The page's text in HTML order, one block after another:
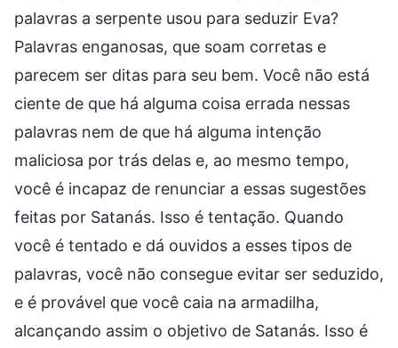
palavras a serpente usou para seduzir Eva?
Palavras enganosas, que soam corretas e
parecem ser ditas para seu bem. Você não está
ciente de que há alguma coisa errada nessas
palavras nem de que há alguma intenção
maliciosa por trás delas e, ao mesmo tempo,
você é incapaz de renunciar a essas sugestões
feitas por Satanás. Isso é tentação. Quando
você é tentado e dá ouvidos a esses tipos de
palavras, você não consegue evitar ser seduzido,
e é provável que você caia na armadilha,
alcançando assim o objetivo de Satanás. Isso é